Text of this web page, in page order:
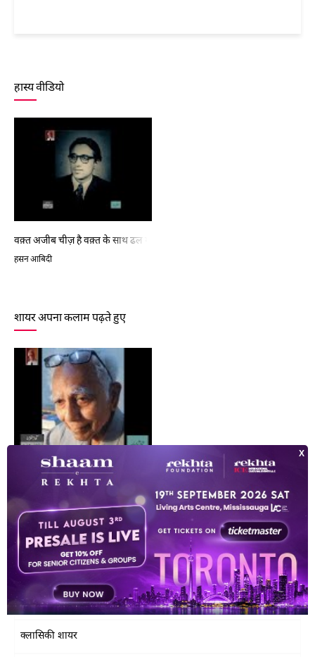
हास्य वीडियो
वक़्त अजीब चीज़ है वक़्त के साथ ढल गए
हसन आबिदी
शायर अपना कलाम पढ़ते हुए
हसन आबिदी
शायरों की सूची
सर्वाधिक पढ़े गये शायर
क्लासिकी शायर